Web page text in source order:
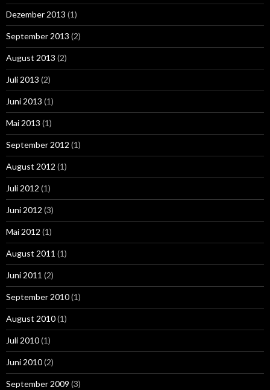
Dezember 2013 (1)
September 2013 (2)
August 2013 (2)
Juli 2013 (2)
Juni 2013 (1)
Mai 2013 (1)
September 2012 (1)
August 2012 (1)
Juli 2012 (1)
Juni 2012 (3)
Mai 2012 (1)
August 2011 (1)
Juni 2011 (2)
September 2010(1)
August 2010(1)
Juli 2010(1)
Juni 2010(2)
September 2009 (3)